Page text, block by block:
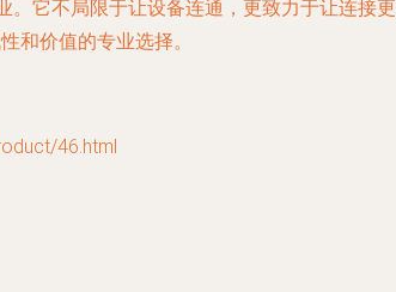
。它不局限于让设备连通，更致力于让连接
和价值的专业选择。
46.html